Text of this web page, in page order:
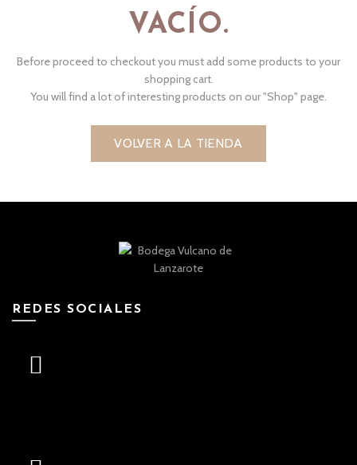
VACÍO.
Before proceed to checkout you must add some products to your
shopping cart.
You will find a lot of interesting products on our "Shop" page.
VOLVER A LA TIENDA
REDES SOCIALES